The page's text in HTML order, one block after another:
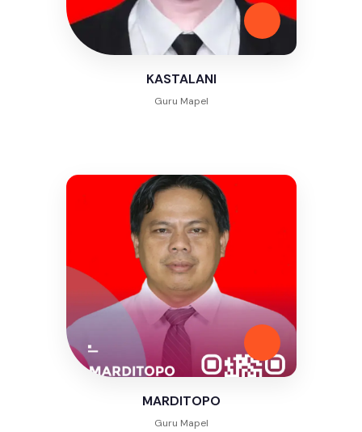
KASTALANI
Guru Mapel
MARDITOPO
Guru Mapel